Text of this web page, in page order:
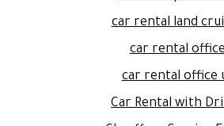
car rental land
car rental
car rental office
Car Rental with